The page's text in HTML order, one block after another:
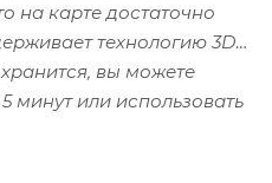
на карте достаточно
технологию 3D-
вы можете
минут или использовать